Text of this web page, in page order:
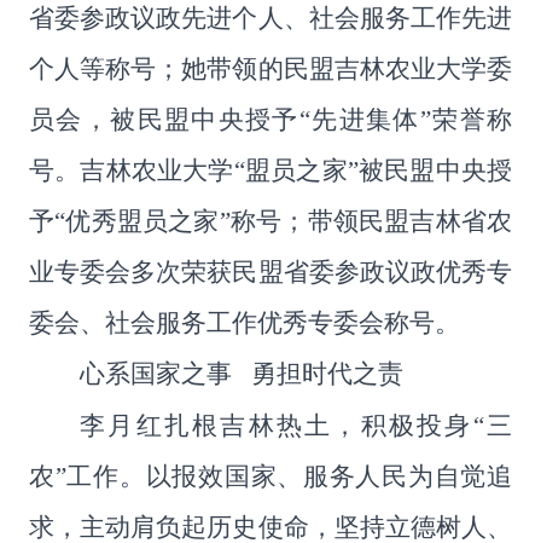
省委参政议政先进个人、社会服务工作先进
个人等称号；她带领的民盟吉林农业大学委
员会，被民盟中央授予“先进集体”荣誉称
号。吉林农业大学“盟员之家”被民盟中央授
予“优秀盟员之家”称号；带领民盟吉林省农
业专委会多次荣获民盟省委参政议政优秀专
委会、社会服务工作优秀专委会称号。
心系国家之事 勇担时代之责
李月红扎根吉林热土，积极投身 “三
农”工作。以报效国家、服务人民为自觉追
求，主动肩负起历史使命，坚持立德树人、